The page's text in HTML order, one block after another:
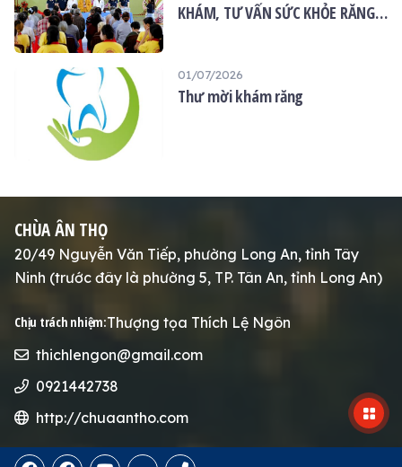
KHÁM, TƯ VẤN SỨC KHỎE RĂNG
01/07/2026
Thư mời khám răng
CHÙA ÂN THỌ
20/49 Nguyễn Văn Tiếp, phường Long An, tỉnh Tây
Ninh (trước đây là phường 5, TP. Tân An, tỉnh Long An)
Chịu trách nhiệm:Thượng tọa Thích Lệ Ngôn
thichlengon@gmail.com
0921442738
http://chuaantho.com